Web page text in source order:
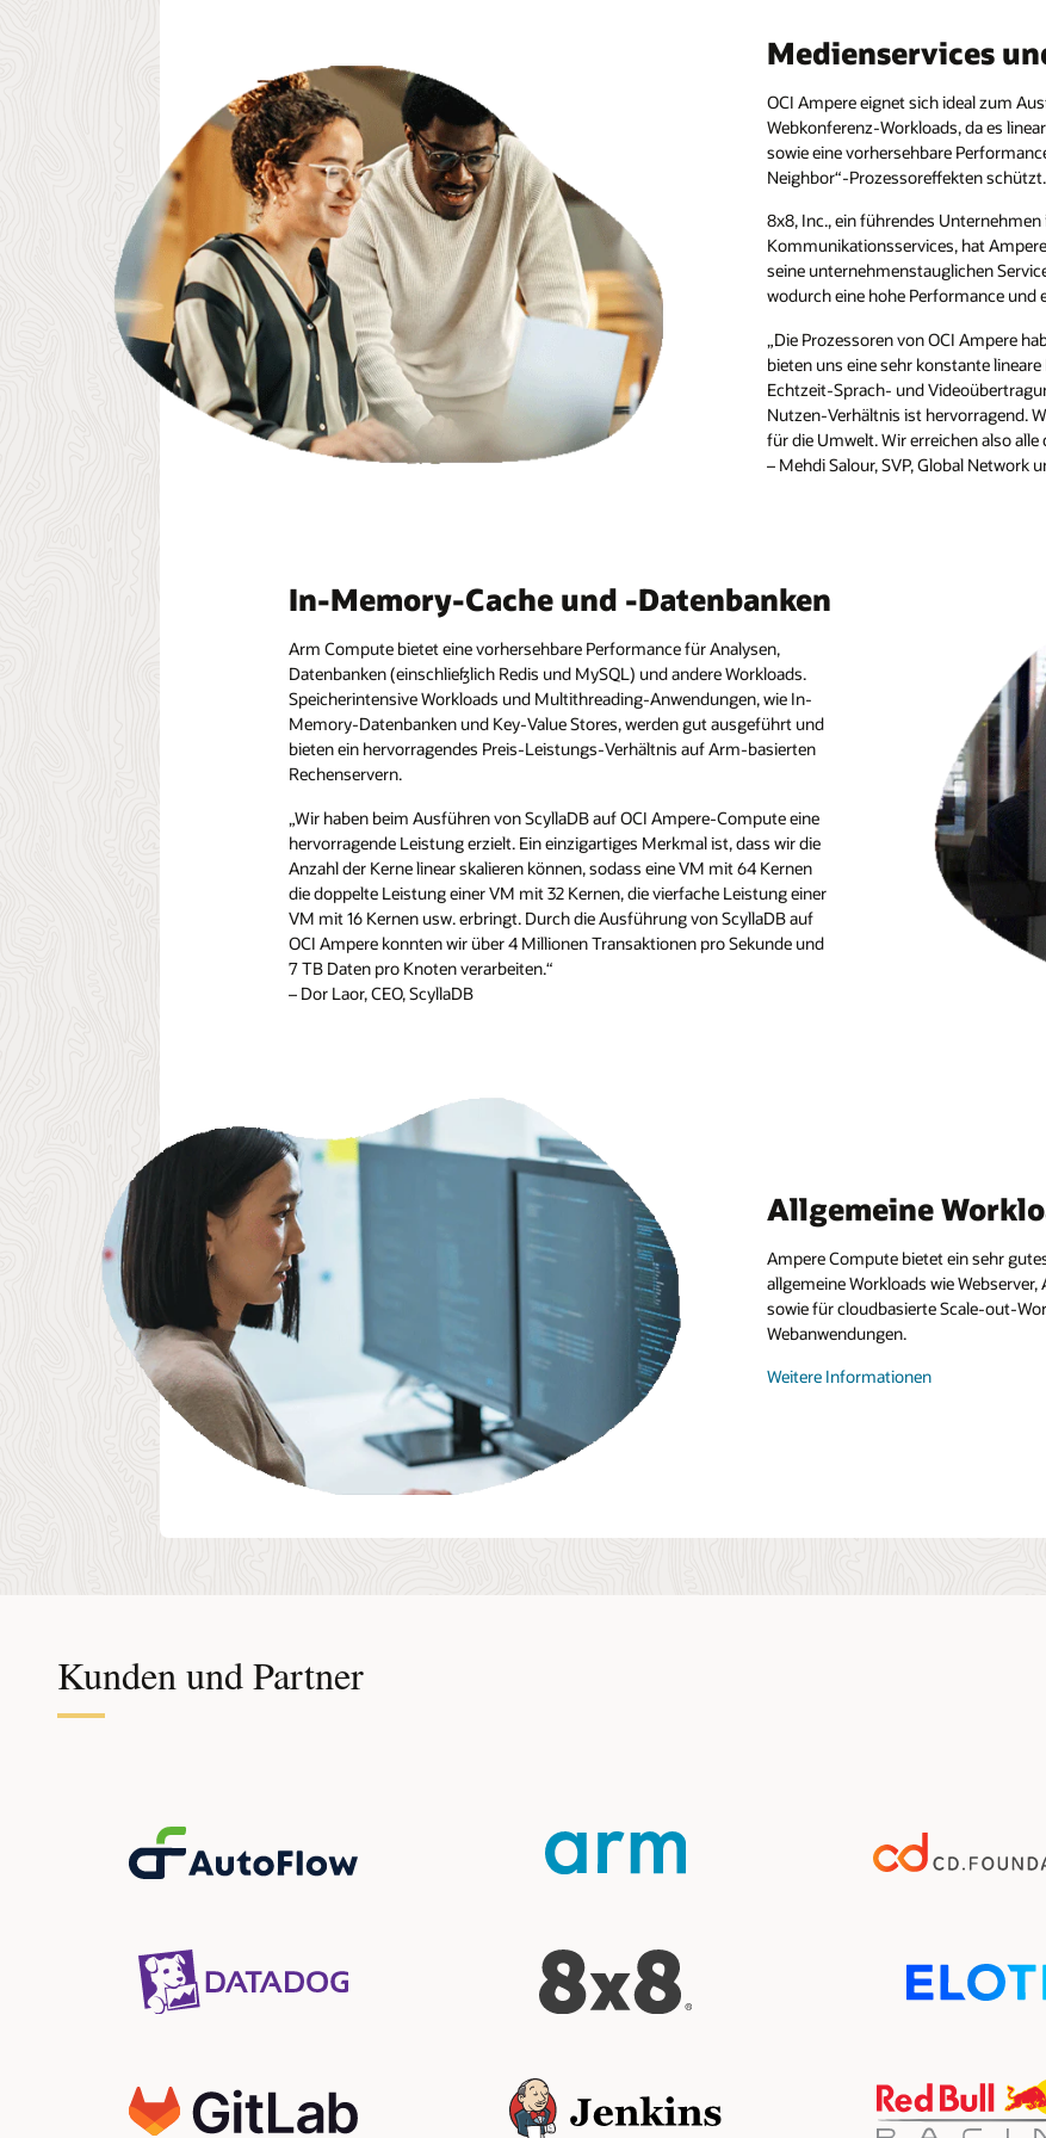
Medienservices
OCI Ampere eignet sich ideal zum
Webkonferenz-Workloads, da es
sowie eine vorhersehbare
Neighbor“-Prozessoreffekten schützt.
8x8, Inc., ein führendes
Kommunikationsservices, hat
seine unternehmenstauglichen
wodurch eine hohe Performance und
„Die Prozessoren von OCI Ampere
bieten uns eine sehr konstante
Echtzeit-Sprach- und
Nutzen-Verhältnis ist hervorragend.
für die Umwelt. Wir erreichen also alle
– Mehdi Salour, SVP, Global Network
In-Memory-Cache und -Datenbanken
Arm Compute bietet eine vorhersehbare Performance für Analysen,
Datenbanken (einschließlich Redis und MySQL) und andere Workloads.
Speicherintensive Workloads und Multithreading-Anwendungen, wie In-
Memory-Datenbanken und Key-Value Stores, werden gut ausgeführt und
bieten ein hervorragendes Preis-Leistungs-Verhältnis auf Arm-basierten
Rechenservern.
„Wir haben beim Ausführen von ScyllaDB auf OCI Ampere-Compute eine
hervorragende Leistung erzielt. Ein einzigartiges Merkmal ist, dass wir die
Anzahl der Kerne linear skalieren können, sodass eine VM mit 64 Kernen
die doppelte Leistung einer VM mit 32 Kernen, die vierfache Leistung einer
VM mit 16 Kernen usw. erbringt. Durch die Ausführung von ScyllaDB auf
OCI Ampere konnten wir über 4 Millionen Transaktionen pro Sekunde und
7 TB Daten pro Knoten verarbeiten.“
– Dor Laor, CEO, ScyllaDB
Allgemeine
Ampere Compute bietet ein sehr
allgemeine Workloads wie
sowie für cloudbasierte Scale-out-
Webanwendungen.
Weitere Informationenzu
Kunden und Partner